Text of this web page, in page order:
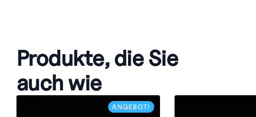
Produkte, die Sie
auch wie
ANGEBOT!